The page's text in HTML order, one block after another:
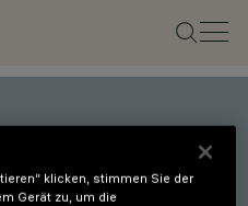
unsere
klicken, stimmen Sie der
Gerät zu, um die